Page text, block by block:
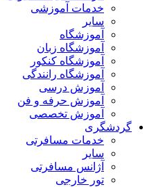
خدمات آموزشی
سایر
آموزشگاه
آموزشگاه زبان
آموزشگاه کنکور
آموزشگاه رانندگی
آموزش درسی
آموزش حرفه و فن
آموزش تخصصی
گردشگری
خدمات مسافرتی
سایر
آژانس مسافرتی
تور خارجی